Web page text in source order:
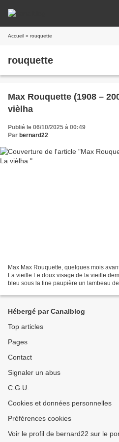
Accueil » rouquette
rouquette
Max Rouquette (1908 –
vièlha
Publié le 06/10/2025 à 00:49
Par bernard22
Max Max Rouquette, quelques mois
La vieille Le doux visage de la vieille
bleu sous la fine paupière un lambeau
Hébergé par Canalblog
Top articles
Pages
Contact
Signaler un abus
C.G.U.
Cookies et données personnelles
Préférences cookies
Voir le profil de bernard22 sur le